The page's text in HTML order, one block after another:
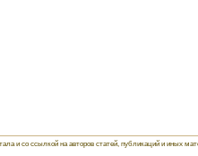
и со ссылкой на авторов статей, публикаций и иных